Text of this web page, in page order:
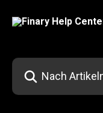
Nach Artikeln suchen …